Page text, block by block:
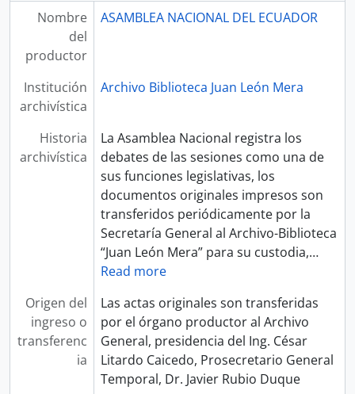
Nombre
del
productor
ASAMBLEA NACIONAL DEL ECUADOR
Institución
archivística
Archivo Biblioteca Juan León Mera
Historia
archivística
La Asamblea Nacional registra los
debates de las sesiones como una de
sus funciones legislativas, los
documentos originales impresos son
transferidos periódicamente por la
Secretaría General al Archivo-Biblioteca
“Juan León Mera” para su custodia,…
Read more
Origen del
ingreso o
transferenc
ia
Las actas originales son transferidas
por el órgano productor al Archivo
General, presidencia del Ing. César
Litardo Caicedo, Prosecretario General
Temporal, Dr. Javier Rubio Duque